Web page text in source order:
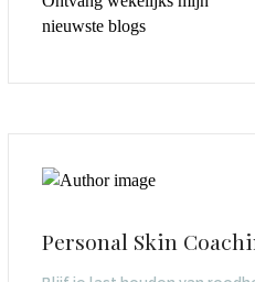
nieuwste blogs
Personal Skin